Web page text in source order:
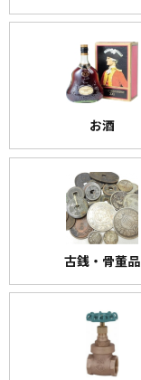
お酒
古銭・骨董品